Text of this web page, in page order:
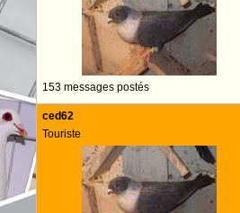
153 messages postés
ced62
Touriste